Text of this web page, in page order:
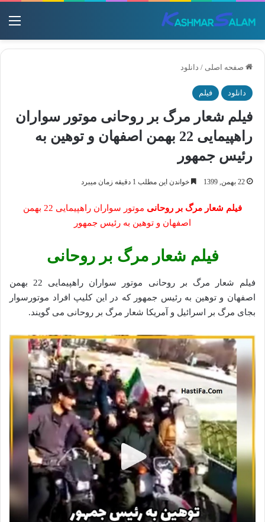
صفحه اصلی / دانلود
دانلود فیلم
فیلم شعار مرگ بر روحانی موتور سواران
راهپیمایی 22 بهمن اصفهان و توهین به
رئیس جمهور
22 بهمن, 1399 خواندن این مطلب 1 دقیقه زمان میبرد
فیلم شعار مرگ بر روحانی
موتور سواران راهپیمایی 22 بهمن
اصفهان و توهین به رئیس جمهور
فیلم شعار مرگ بر روحانی
فیلم شعار مرگ بر روحانی موتور سواران راهپیمایی 22 بهمن
اصفهان و توهین به رئیس جمهور که در این کلیپ افراد موتورسوار
بجای مرگ بر اسرائیل و آمریکا شعار مرگ بر روحانی می گویند.